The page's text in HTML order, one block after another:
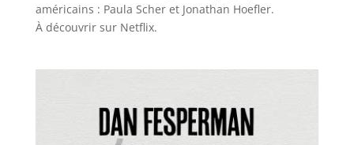
américains : Paula Scher et Jonathan Hoefler.
À découvrir sur Netflix.